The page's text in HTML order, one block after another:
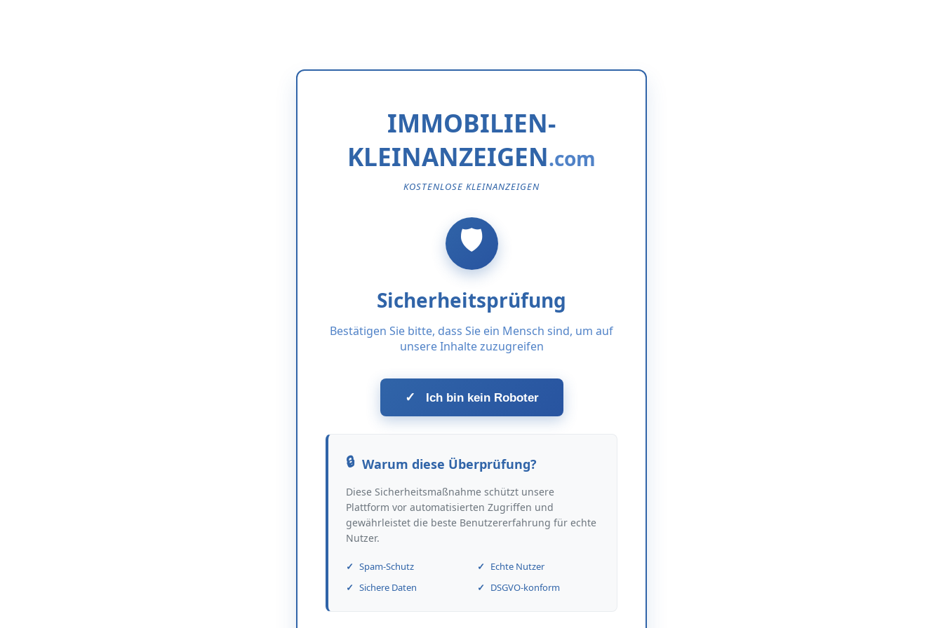
IMMOBILIEN-
KLEINANZEIGEN
KOSTENLOSE KLEINANZEIGEN
Sicherheitsprüfung
Bestätigen Sie bitte, dass Sie ein Mensch sind, um auf
unsere Inhalte zuzugreifen
✓ Ich bin kein Roboter
Warum diese Überprüfung?
Diese Sicherheitsmaßnahme schützt unsere
Plattform vor automatisierten Zugriffen und
gewährleistet die beste Benutzererfahrung für echte
Nutzer.
Spam-Schutz
Echte Nutzer
Sichere Daten
DSGVO-konform